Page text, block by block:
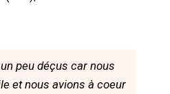
peu déçus car nous
et nous avions à coeur